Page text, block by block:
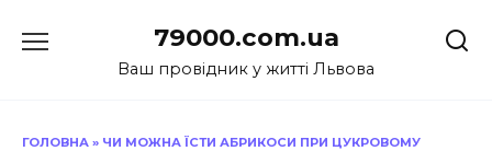
до
79000.com.ua
Ваш провідник у житті Львова
ГОЛОВНА » ЧИ МОЖНА ЇСТИ АБРИКОСИ ПРИ ЦУКРОВОМУ